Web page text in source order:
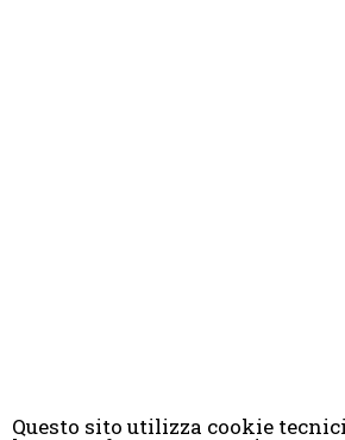
Questo sito utilizza cookie